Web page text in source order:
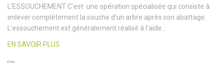
L’ESSOUCHEMENT C’est une opération spécialisée qui consiste à
enlever complètement la souche d’un arbre après son abattage.
L’essouchement est généralement réalisé à l’aide…
EN SAVOIR PLUS